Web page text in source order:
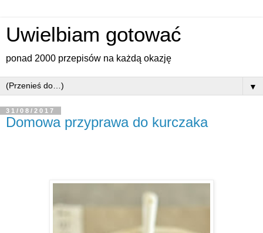
Uwielbiam gotować
ponad 2000 przepisów na każdą okazję
▼
31/08/2017
Domowa przyprawa do kurczaka